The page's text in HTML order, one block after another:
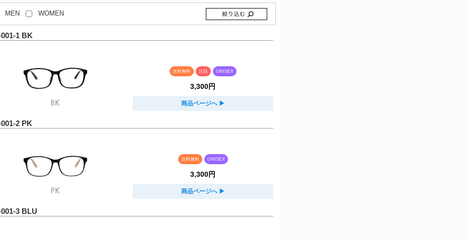
MEN WOMEN
1 BK
送料無料 注目 UNISEX
3,300円
商品ページへ ▶︎
2 PK
送料無料 UNISEX
3,300円
商品ページへ ▶︎
3 BLU